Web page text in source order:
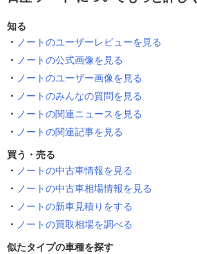
知る
ノートのユーザーレビューを見る
ノートの公式画像を見る
ノートのユーザー画像を見る
ノートのみんなの質問を見る
ノートの関連ニュースを見る
ノートの関連記事を見る
買う・売る
ノートの中古車情報を見る
ノートの中古車相場情報を見る
ノートの新車見積りをする
ノートの買取相場を調べる
似たタイプの車種を探す